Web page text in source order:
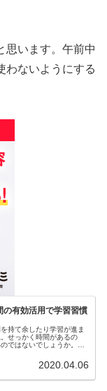
思います。午前中
わないようにする
の有効活用で学習習慣
持て余したり学習が進ま
せっかく時間があるの
ではないでしょうか。ス
ってみての様子もご紹介
2020.04.06